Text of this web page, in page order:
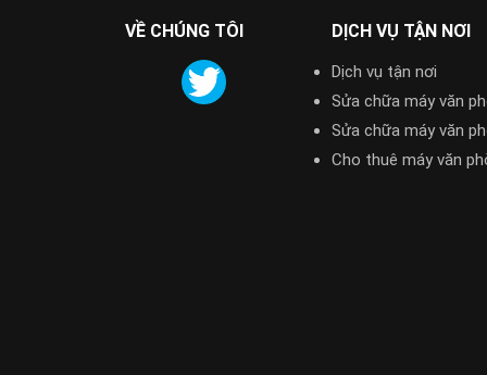
VỀ CHÚNG TÔI DỊCH VỤ TẬN NƠI
Dịch vụ tận nơi
Sửa chữa máy văn
Sửa chữa máy văn
Cho thuê máy văn